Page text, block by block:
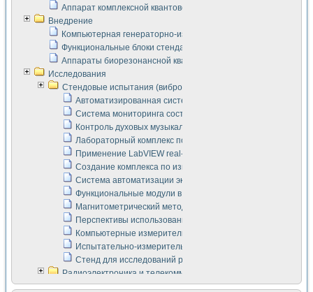
Аппарат комплексной квантовой терапии Интроскан
Внедрение
Компьютерная генераторно-измерительная система
Функциональные блоки стенда "Сигнал-USB"
Аппараты биорезонансной квантовой терапии серии СКАН
Исследования
Стендовые испытания (виброакустика, тензометрия и т.п.)
Автоматизированная система измерения параметров
Система мониторинга состояния тяговых
Контроль духовых музыкальных инструментов
Лабораторный комплекс по исследованию элементной
Применение LabVIEW real-time module для
Создание комплекса по измерению скорости подвижного
Система автоматизации экспериментальных
Функциональные модули в стандарте Nl SCXI для
Магнитометрический метод в дефектоскопии сварных
Перспективы использования машинного зрения в
Компьютерные измерительные системы для
Испытательно-измерительный комплекс аппаратуры для
Стенд для исследований рабочих процессов ДВС в
Радиоэлектроника и телекоммуникации
LabVIEW в расчетах радиолиний систем передачи данных